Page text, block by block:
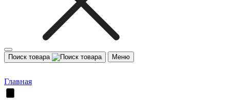
Поиск товара Меню
Главная